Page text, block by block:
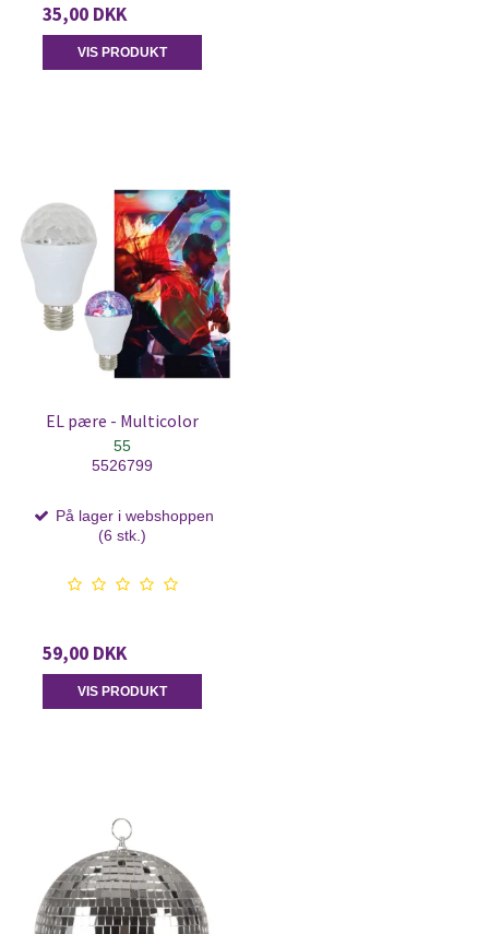
35,00 DKK
VIS PRODUKT
EL pære - Multicolor
55
5526799
På lager i webshoppen
(6 stk.)
59,00 DKK
VIS PRODUKT